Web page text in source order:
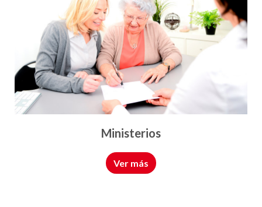
Ayuntamientos
Ver más